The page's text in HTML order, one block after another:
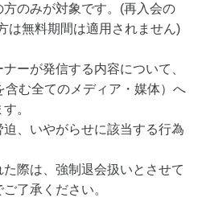
のみが対象です。(再入会の
は無料期間は適用されません)
ーが発信する内容について、
む全てのメディア・媒体）へ
。
迫、いやがらせに該当する行為
際は、強制退会扱いとさせて
了承ください。